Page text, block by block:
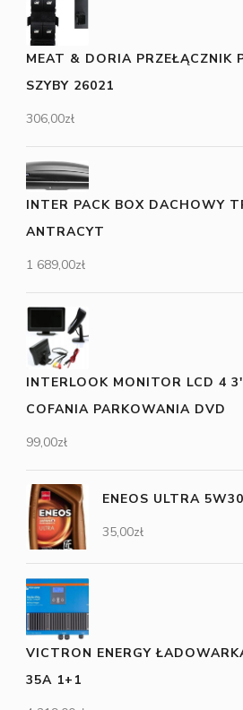
MEAT & DORIA PRZEŁĄCZNIK
SZYBY 26021
306,00zł
INTER PACK BOX DACHOWY
ANTRACYT
1 689,00zł
INTERLOOK MONITOR LCD 4
COFANIA PARKOWANIA DVD
99,00zł
ENEOS ULTRA
35,00zł
VICTRON ENERGY
35A 1+1